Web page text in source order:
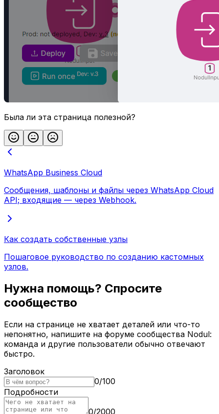
Была ли эта страница полезной?
WhatsApp Business Cloud
Сообщения, шаблоны и файлы через WhatsApp Cloud
API; входящие — через Webhook.
Как создать собственные узлы
Пошаговое руководство по созданию кастомных
узлов.
Нужна помощь? Спросите
сообщество
Если на странице не хватает деталей или что-то
непонятно, напишите на форуме сообщества Nodul:
команда и другие пользователи обычно отвечают
быстро.
Заголовок
0/100
Подробности
0/2000